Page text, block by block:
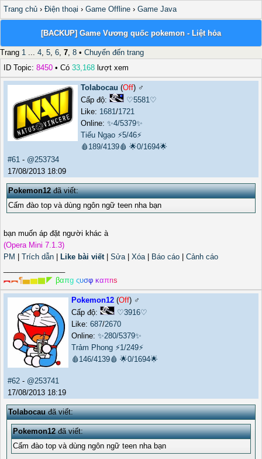
Trang chủ › Điện thoại › Game Offline › Game Java
[BACKUP] Game Vương quốc pokemon - Liệt hỏa
Trang 1 ... 4, 5, 6, 7, 8 • Chuyển đến trang
ID Topic: 8450 • Có 33,168 lượt xem
Tolabocau (Off) ♂️
Cấp độ:
♡5581♡
Like: 1681/1721
Online: ✨4/5379✨
Tiếu Ngạo ⚡5/46⚡
🩸189/4139🩸 🌟0/1694🌟
#61 - @253734
17/08/2013 18:09
Pokemon12đã viết:
Cấm đào top và dùng ngôn ngữ teen nha bạn
bạn muốn áp đặt người khác à
(Opera Mini 7.1.3)
PM
Trích dẫn Like bài viết| Sửa| Xóa| Báo cáo
Cảnh cáo
︻︻¶▅▆▇◤ βαπg ςυσφ καπrιs
Pokemon12(Off) ♂️
Cấp độ:
♡3916♡
Like: 687/2670
Online: ✨280/5379✨
Trảm Phong ⚡1/249⚡
🩸146/4139🩸 🌟0/1694🌟
#62 - @253741
17/08/2013 18:19
Tolabocauđã viết:
Pokemon12đã viết:
Cấm đào top và dùng ngôn ngữ teen nha bạn